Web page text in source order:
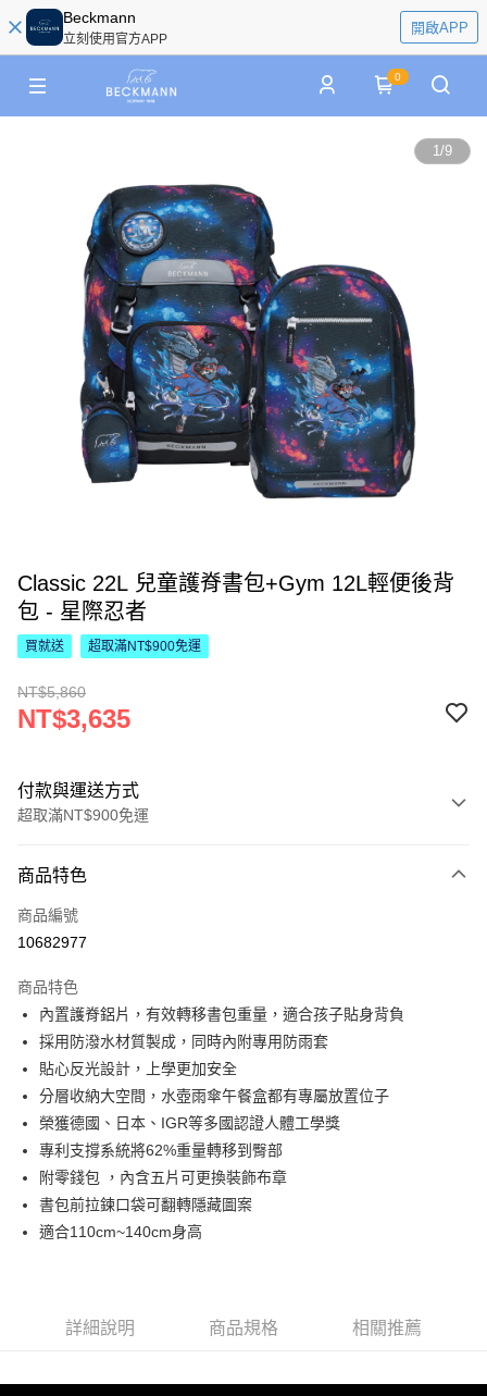
Beckmann
立刻使用官方APP
開啟APP
0
1/9
Classic 22L 兒童護脊書包+Gym 12L輕便後背
包 - 星際忍者
買就送 超取滿NT$900免運
NT$5,860
NT$3,635
付款與運送方式
超取滿NT$900免運
信用卡一次付款
LINE Pay
Hami Point
相關說明
「Hami Point」為中華電信所提供之點數服務，可於會員專區綁定中華電信
會員帳號後，即可在購物車使用 Hami Point 折抵消費金額 (1點等於1元)。
ATM付款
貨到付款
運送方式
付款後全家取貨
每筆NT$80，滿NT$900(含以上)免運費
商品特色
商品編號
10682977
商品特色
內置護脊鋁片，有效轉移書包重量，適合孩子貼身背負
採用防潑水材質製成，同時內附專用防雨套
貼心反光設計，上學更加安全
分層收納大空間，水壺雨傘午餐盒都有專屬放置位子
榮獲德國、日本、IGR等多國認證人體工學獎
專利支撐系統將62%重量轉移到臀部
附零錢包 ，內含五片可更換裝飾布章
書包前拉鍊口袋可翻轉隱藏圖案
適合110cm~140cm身高
詳細說明 商品規格 相關推薦